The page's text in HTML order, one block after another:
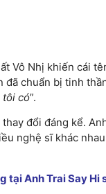
Vô Nhị khiến cái
đã chuẩn bị tinh
tôi có”.
đổi đáng kể.
nghệ sĩ khác
tại Anh Trai Say Hi